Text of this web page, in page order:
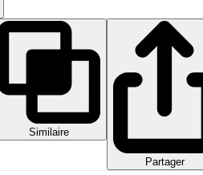
Similaire
Partager